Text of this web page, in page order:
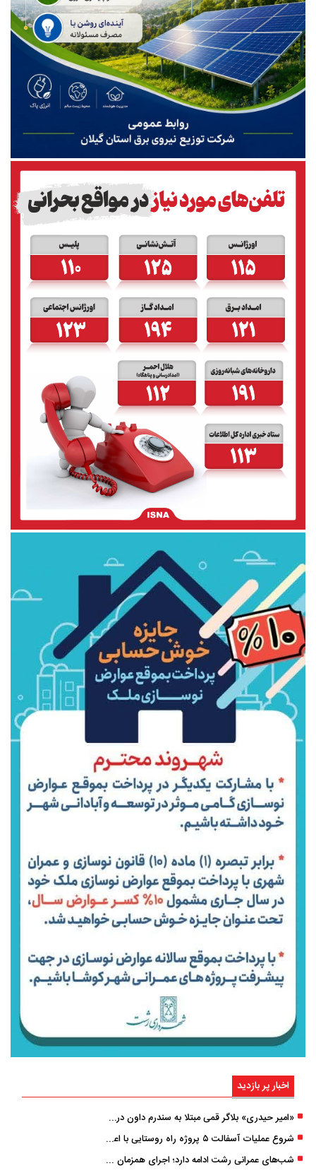
اخبار پر بازدید
«امیر حیدری» بلاگر قمی مبتلا به سندرم داون درگذشت
شروع عملیات آسفالت ۵ پروژه راه ‌روستایی با اعتبار ۳۷۰ میلیاردی در گیلان
شب‌های عمرانی رشت ادامه دارد؛ اجرای همزمان آسفالت‌ریزی در پنج منطقه شهری